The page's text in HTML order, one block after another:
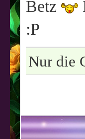
Betz
:P
Nur die